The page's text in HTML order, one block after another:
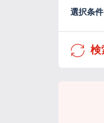
選択条件
検